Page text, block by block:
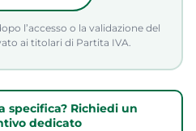
l’accesso o la validazione del
ai titolari di Partita IVA.
specifica? Richiedi un
dedicato